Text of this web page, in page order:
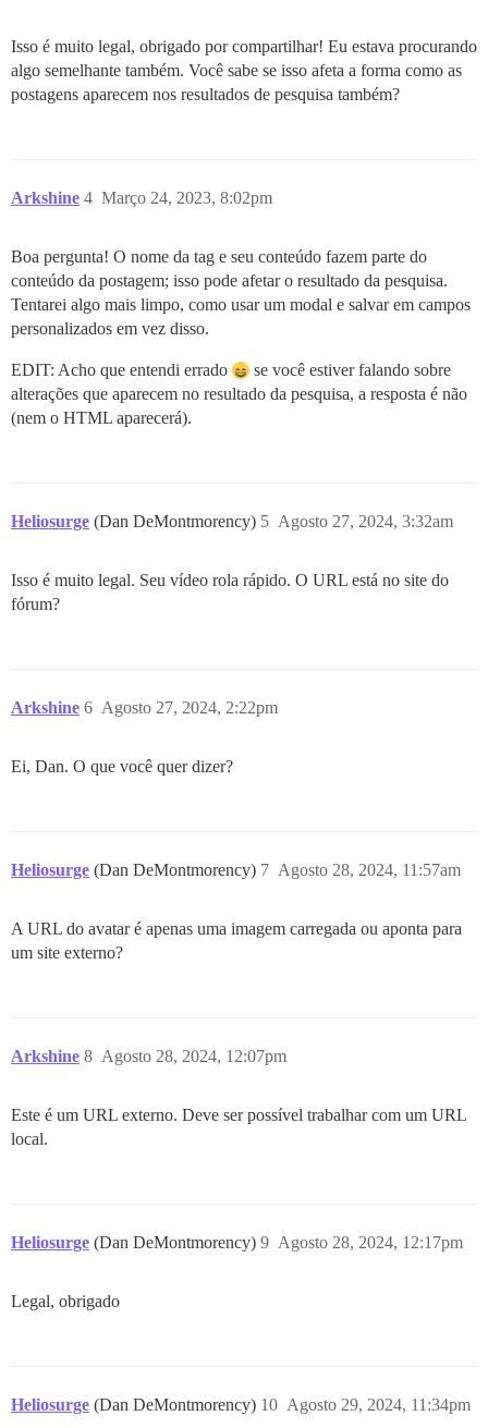
Isso é muito legal, obrigado por compartilhar! Eu estava procurando
algo semelhante também. Você sabe se isso afeta a forma como as
postagens aparecem nos resultados de pesquisa também?
Arkshine Março 24, 2023, 8:02pm
4
Boa pergunta! O nome da tag e seu conteúdo fazem parte do
conteúdo da postagem; isso pode afetar o resultado da pesquisa.
Tentarei algo mais limpo, como usar um modal e salvar em campos
personalizados em vez disso.
EDIT: Acho que entendi errado
se você estiver falando sobre
alterações que aparecem no resultado da pesquisa, a resposta é não
(nem o HTML aparecerá).
Heliosurge (Dan DeMontmorency) Agosto 27, 2024, 3:32am
5
Isso é muito legal. Seu vídeo rola rápido. O URL está no site do
fórum?
Arkshine Agosto 27, 2024, 2:22pm
6
Ei, Dan. O que você quer dizer?
Heliosurge (Dan DeMontmorency) Agosto 28, 2024, 11:57am
7
A URL do avatar é apenas uma imagem carregada ou aponta para
um site externo?
Arkshine Agosto 28, 2024, 12:07pm
8
Este é um URL externo. Deve ser possível trabalhar com um URL
local.
Heliosurge (Dan DeMontmorency) Agosto 28, 2024, 12:17pm
9
Legal, obrigado
Heliosurge (Dan DeMontmorency) Agosto 29, 2024, 11:34pm
10